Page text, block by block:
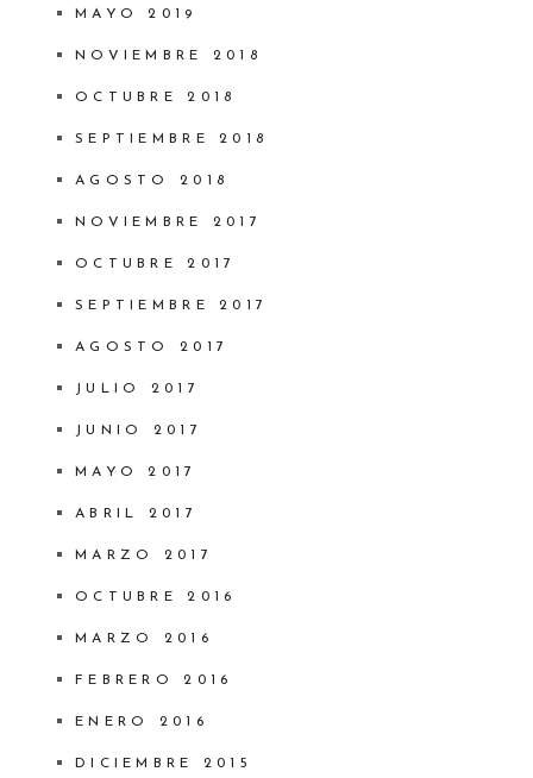
MAYO 2019
NOVIEMBRE 2018
OCTUBRE 2018
SEPTIEMBRE 2018
AGOSTO 2018
NOVIEMBRE 2017
OCTUBRE 2017
SEPTIEMBRE 2017
AGOSTO 2017
JULIO 2017
JUNIO 2017
MAYO 2017
ABRIL 2017
MARZO 2017
OCTUBRE 2016
MARZO 2016
FEBRERO 2016
ENERO 2016
DICIEMBRE 2015